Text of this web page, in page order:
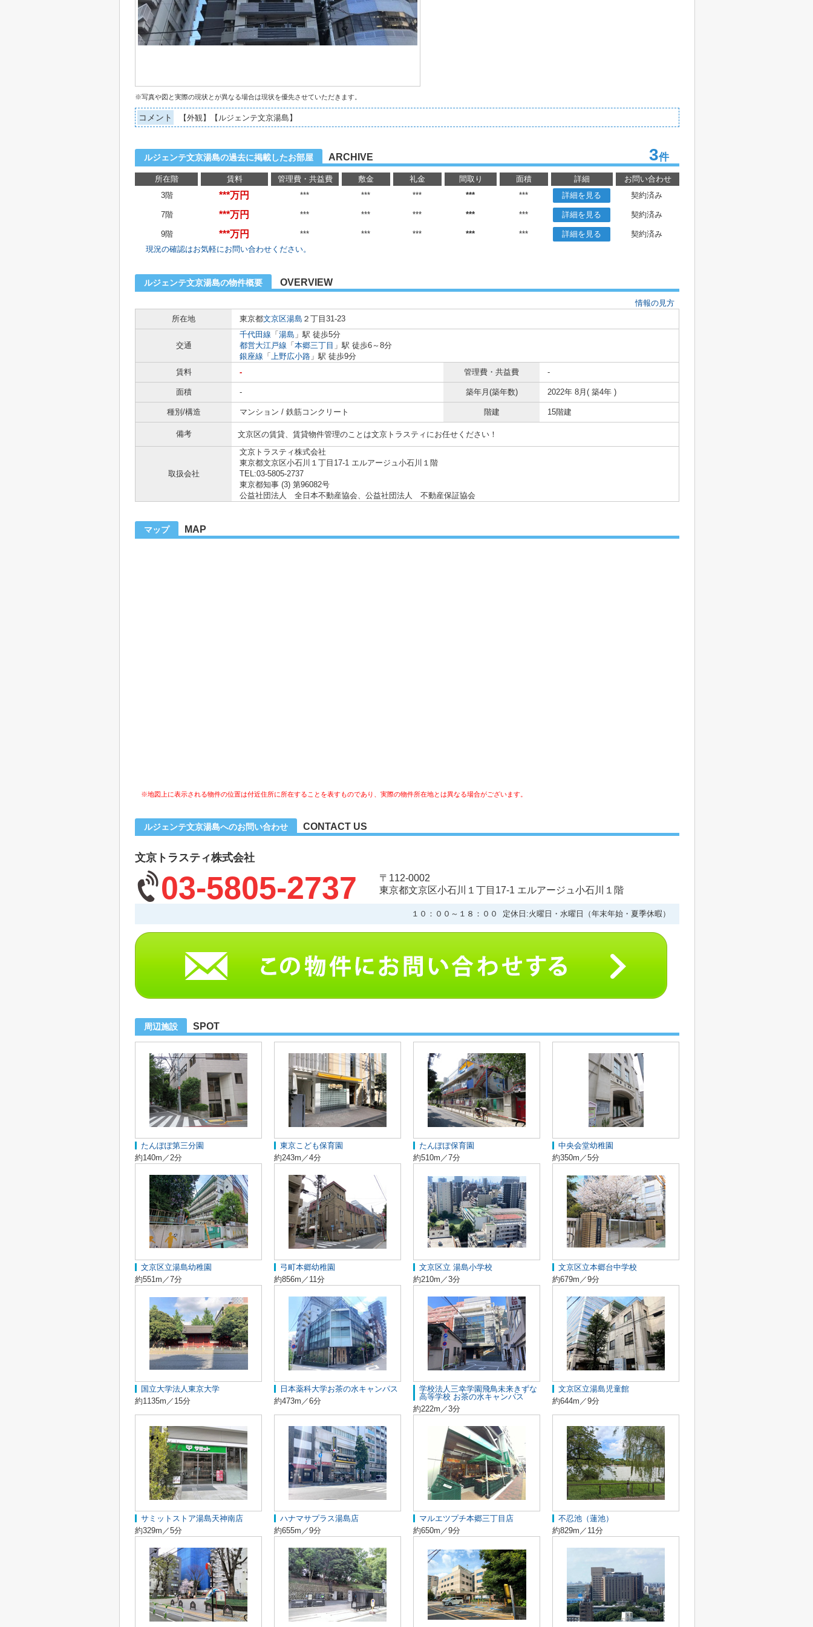
※写真や図と実際の現状とが異なる場合は現状を優先させていただきます。
コメント 【外観】【ルジェンテ文京湯島】
ルジェンテ文京湯島の過去に掲載したお部屋 ARCHIVE 3件
所在階 賃料 管理費・共益費 敷金 礼金 間取り 面積 詳細
お問い合わせ
3階
***万円 *** *** *** *** *** 詳細を見る 契約済み
7階 ***万円 *** *** *** *** *** 詳細を見る 契約済み
9階 ***万円 *** *** *** *** *** 詳細を見る
契約済み
現況の確認はお気軽にお問い合わせください。
ルジェンテ文京湯島の物件概要 OVERVIEW
情報の見方
所在地
東京都文京区湯島 ２丁目31-23
交通
千代田線 「 湯島 」駅 徒歩5分
都営大江戸線 「 本郷三丁目 」駅 徒歩6～8分
銀座線 「 上野広小路 」駅 徒歩9分
賃料
- 管理費・共益費 -
面積 - 築年月(築年数) 2022年 8月( 築4年 )
種別/構造 マンション / 鉄筋コンクリート 階建 15階建
備考 文京区の賃貸、賃貸物件管理のことは文京トラスティにお任せください！
取扱会社
文京トラスティ株式会社
東京都文京区小石川１丁目17-1 エルアージュ小石川１階
TEL:03-5805-2737
東京都知事 (3) 第96082号
公益社団法人 全日本不動産協会、公益社団法人 不動産保証協会
マップ MAP
※地図上に表示される物件の位置は付近住所に所在することを表すものであり、実際の物件所在地とは異なる場合がございます。
ルジェンテ文京湯島へのお問い合わせ CONTACT US
文京トラスティ株式会社
03-5805-2737
〒112-0002
東京都文京区小石川１丁目17-1 エルアージュ小石川１階
１０：００～１８：００ 定休日:火曜日・水曜日（年末年始・夏季休暇）
周辺施設 SPOT
たんぽぽ第三分園
約140m／2分
東京こども保育園
約243m／4分
たんぽぽ保育園
約510m／7分
中央会堂幼稚園
約350m／5分
文京区立湯島幼稚園
約551m／7分
弓町本郷幼稚園
約856m／11分
文京区立 湯島小学校
約210m／3分
文京区立本郷台中学校
約679m／9分
国立大学法人東京大学
約1135m／15分
日本薬科大学お茶の水キャンパス
約473m／6分
学校法人三幸学園飛鳥未来きずな
高等学校 お茶の水キャンパス
約222m／3分
文京区立湯島児童館
約644m／9分
サミットストア湯島天神南店
約329m／5分
ハナマサプラス湯島店
約655m／9分
マルエツプチ本郷三丁目店
約650m／9分
不忍池（蓮池）
約829m／11分